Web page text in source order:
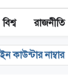
বিশ্ব রাজনীতি
কাউন্টার নাম্বার